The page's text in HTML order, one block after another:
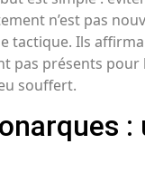
n’est pas
tactique. Ils
pas présents
souffert.
: